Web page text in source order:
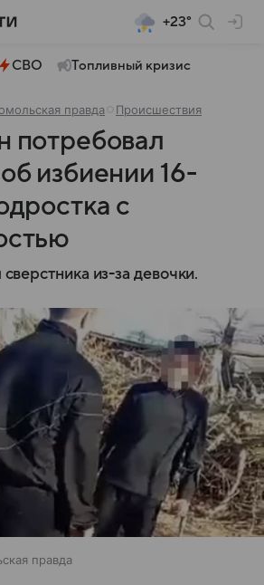
+23°
СВО Топливный кризис
правда Происшествия
потребовал
избиении 16-
с
из-за девочки.
правда